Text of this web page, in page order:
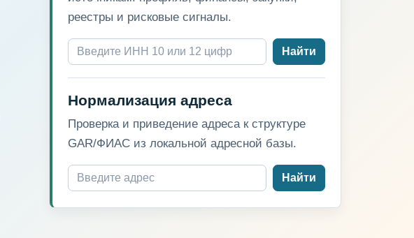
реестры и рисковые сигналы.
Найти
Нормализация адреса
Проверка и приведение адреса к структуре
GAR/ФИАС из локальной адресной базы.
Найти